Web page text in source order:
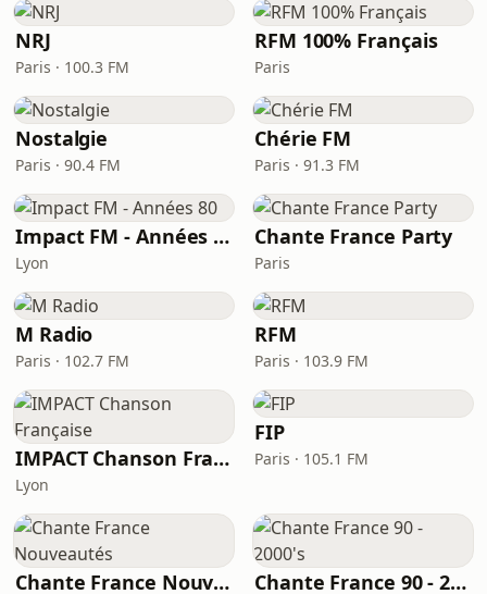
NRJ
Paris · 100.3 FM
RFM 100% Français
Paris
Nostalgie
Paris · 90.4 FM
Chérie FM
Paris · 91.3 FM
Impact FM - Années 80
Lyon
Chante France Party
Paris
M Radio
Paris · 102.7 FM
RFM
Paris · 103.9 FM
IMPACT Chanson Française
Lyon
FIP
Paris · 105.1 FM
Chante France Nouveautés Chante France 90 - 2000's